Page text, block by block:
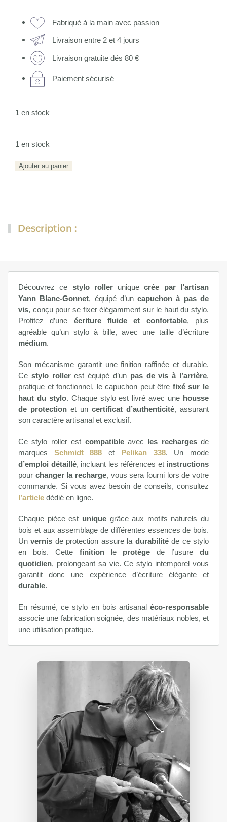
Fabriqué à la main avec passion
Livraison entre 2 et 4 jours
Livraison gratuite dés 80 €
Paiement sécurisé
1 en stock
1 en stock
quantité
Ajouter au panier
Description :
Découvrez ce stylo roller unique crée par l’artisan
Yann Blanc-Gonnet, équipé d’uncapuchon à pas de
vis, conçu pour se fixer élégamment sur le haut du stylo.
Profitez d’une écriture fluide et confortable, plus
agréable qu’un stylo à bille, avec une taille d’écriture
médium.
Son mécanisme garantit une finition raffinée et durable.
Ce stylo rollerest équipé d’un pas de vis à l’arrière,
pratique et fonctionnel, le capuchon peut être fixé sur le
haut du stylo. Chaque stylo est livré avec une housse
de protection et un certificat d’authenticité, assurant
son caractère artisanal et exclusif.
Ce stylo roller est compatibleavec les rechargesde
marques Schmidt 888 et Pelikan 338. Un mode
d’emploi détaillé, incluant les références et instructions
pour changer la recharge, vous sera fourni lors de votre
commande. Si vous avez besoin de conseils, consultez
l’article dédié en ligne.
Chaque pièce est uniquegrâce aux motifs naturels du
bois et aux assemblage de différentes essences de bois.
Unvernis de protection assure la durabilitéde ce stylo
en bois. Cette finitionle protège de l’usure du
quotidien, prolongeant sa vie. Ce stylo intemporel vous
garantit donc une expérience d’écriture élégante et
durable.
En résumé, ce stylo en bois artisanal éco-responsable
associe une fabrication soignée, des matériaux nobles, et
une utilisation pratique.